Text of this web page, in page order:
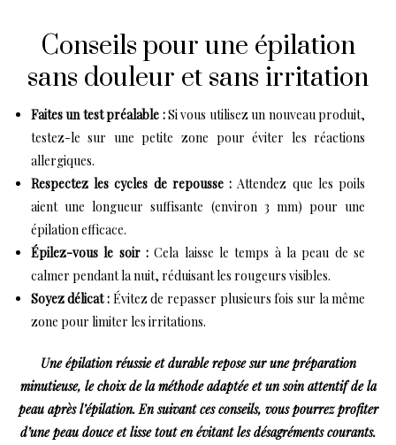
Conseils pour une épilation
sans douleur et sans irritation
Faites un test préalable :Si vous utilisez un nouveau produit,
testez-le sur une petite zone pour éviter les réactions
allergiques.
Respectez les cycles de repousse : Attendez que les poils
aient une longueur suffisante (environ 3 mm) pour une
épilation efficace.
Épilez-vous le soir :Cela laisse le temps à la peau de se
calmer pendant la nuit, réduisant les rougeurs visibles.
Soyez délicat : Évitez de repasser plusieurs fois sur la même
zone pour limiter les irritations.
Une épilation réussie et durable repose sur une préparation
minutieuse, le choix de la méthode adaptée et un soin attentif de la
peau après l’épilation. En suivant ces conseils, vous pourrez profiter
d’une peau douce et lisse tout en évitant les désagréments courants.